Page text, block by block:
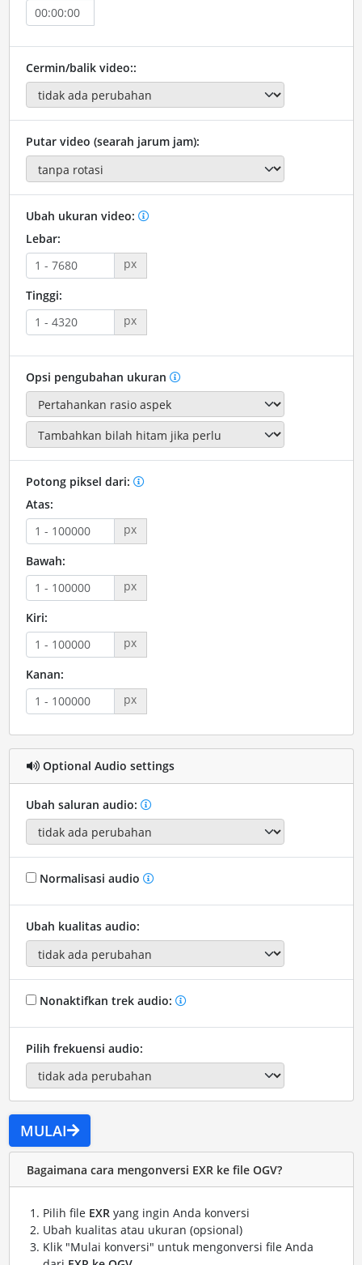
Cermin/balik video::
Putar video (searah jarum jam):
Ubah ukuran video:
Lebar:
px
Tinggi:
px
Opsi pengubahan ukuran
Potong piksel dari:
Atas:
px
Bawah:
px
Kiri:
px
Kanan:
px
Optional Audio settings
Ubah saluran audio:
Normalisasi audio
Ubah kualitas audio:
Nonaktifkan trek audio:
Pilih frekuensi audio:
MULAI
Bagaimana cara mengonversi EXR ke file OGV?
Pilih file EXRyang ingin Anda konversi
Ubah kualitas atau ukuran (opsional)
Klik "Mulai konversi" untuk mengonversi file Anda